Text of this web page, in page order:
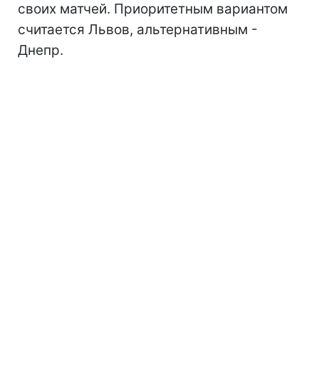
своих матчей. Приоритетным вариантом
считается Львов, альтернативным -
Днепр.